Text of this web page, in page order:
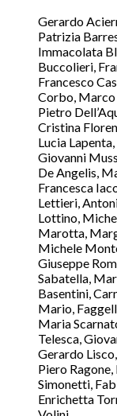
Gerardo
Patrizia
Immacolata
Buccolieri,
Francesco
Corbo, Marco
Pietro
Cristina
Lucia
Giovanni
De Angelis,
Francesca
Lettieri,
Lottino,
Marotta,
Michele
Giuseppe
Sabatella,
Basentini,
Mario,
Maria
Telesca,
Gerardo
Piero
Simonetti,
Enrichetta